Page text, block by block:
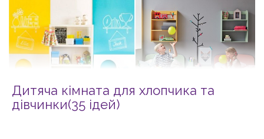
Дитяча кімната для хлопчика та
дівчинки(35 ідей)